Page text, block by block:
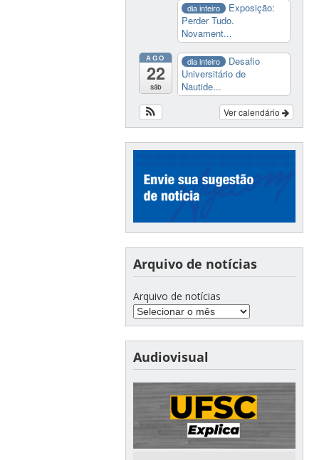
dia inteiro
Exposição:
Perder Tudo.
Novament...
AGO
22
sáb
dia inteiro
Desafio
Universitário de
Nautide...
Ver calendário
Arquivo de notícias
Arquivo de notícias
Audiovisual